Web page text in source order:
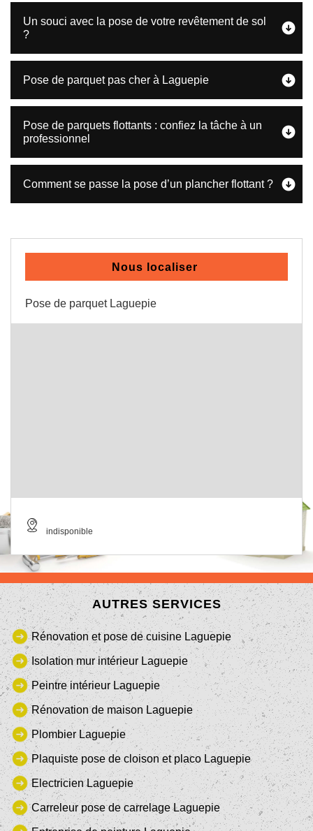
Un souci avec la pose de votre revêtement de sol
?
Pose de parquet pas cher à Laguepie
Pose de parquets flottants : confiez la tâche à un
professionnel
Comment se passe la pose d’un plancher flottant ?
Nous localiser
Pose de parquet Laguepie
indisponible
AUTRES SERVICES
Rénovation et pose de cuisine Laguepie
Isolation mur intérieur Laguepie
Peintre intérieur Laguepie
Rénovation de maison Laguepie
Plombier Laguepie
Plaquiste pose de cloison et placo Laguepie
Electricien Laguepie
Carreleur pose de carrelage Laguepie